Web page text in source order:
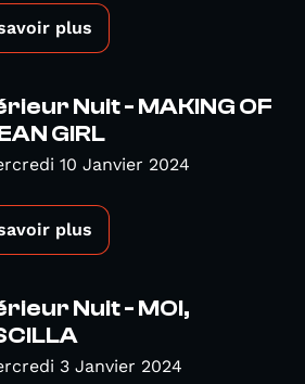
plus
Nuit - MAKING OF
GIRL
10 Janvier 2024
plus
Nuit - MOI,
3 Janvier 2024